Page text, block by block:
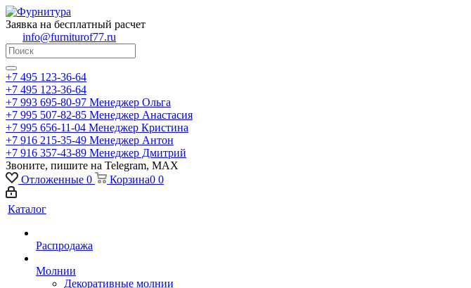
Заявка на бесплатный расчет
info@furniturof77.ru
+7 495 123-36-64
+7 495 123-36-64
+7 993 695-80-97 Менеджер Ольга
+7 995 507-82-85 Менеджер Анастасия
+7 995 656-11-04 Менеджер Кристина
+7 916 215-35-49 Менеджер Антон
+7 916 357-43-89 Менеджер Дмитрий
Звоните, пишите на Telegram, MAX
Отложенные 0 Корзина0 0
Каталог
Распродажа
Молнии
Декоративные молнии